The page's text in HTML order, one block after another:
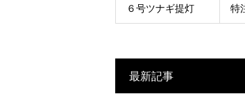
６号ツナギ提灯 特
最新記事